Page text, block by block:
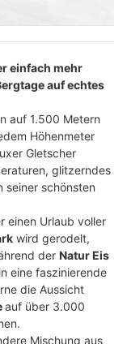
einfach mehr
auf echtes
auf 1.500 Metern
Höhenmeter
Gletscher
glitzerndes
seiner schönsten
einen Urlaub voller
wird gerodelt,
der Natur Eis
eine faszinierende
die Aussicht
auf über 3.000
Mischung aus